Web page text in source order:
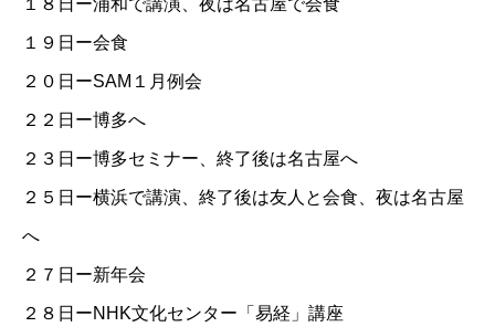
１８日ー浦和で講演、夜は名古屋で会食
１９日ー会食
２０日ーSAM１月例会
２２日ー博多へ
２３日ー博多セミナー、終了後は名古屋へ
２５日ー横浜で講演、終了後は友人と会食、夜は名古屋
へ
２７日ー新年会
２８日ーNHK文化センター「易経」講座